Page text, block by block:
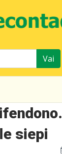
Vai
siepi